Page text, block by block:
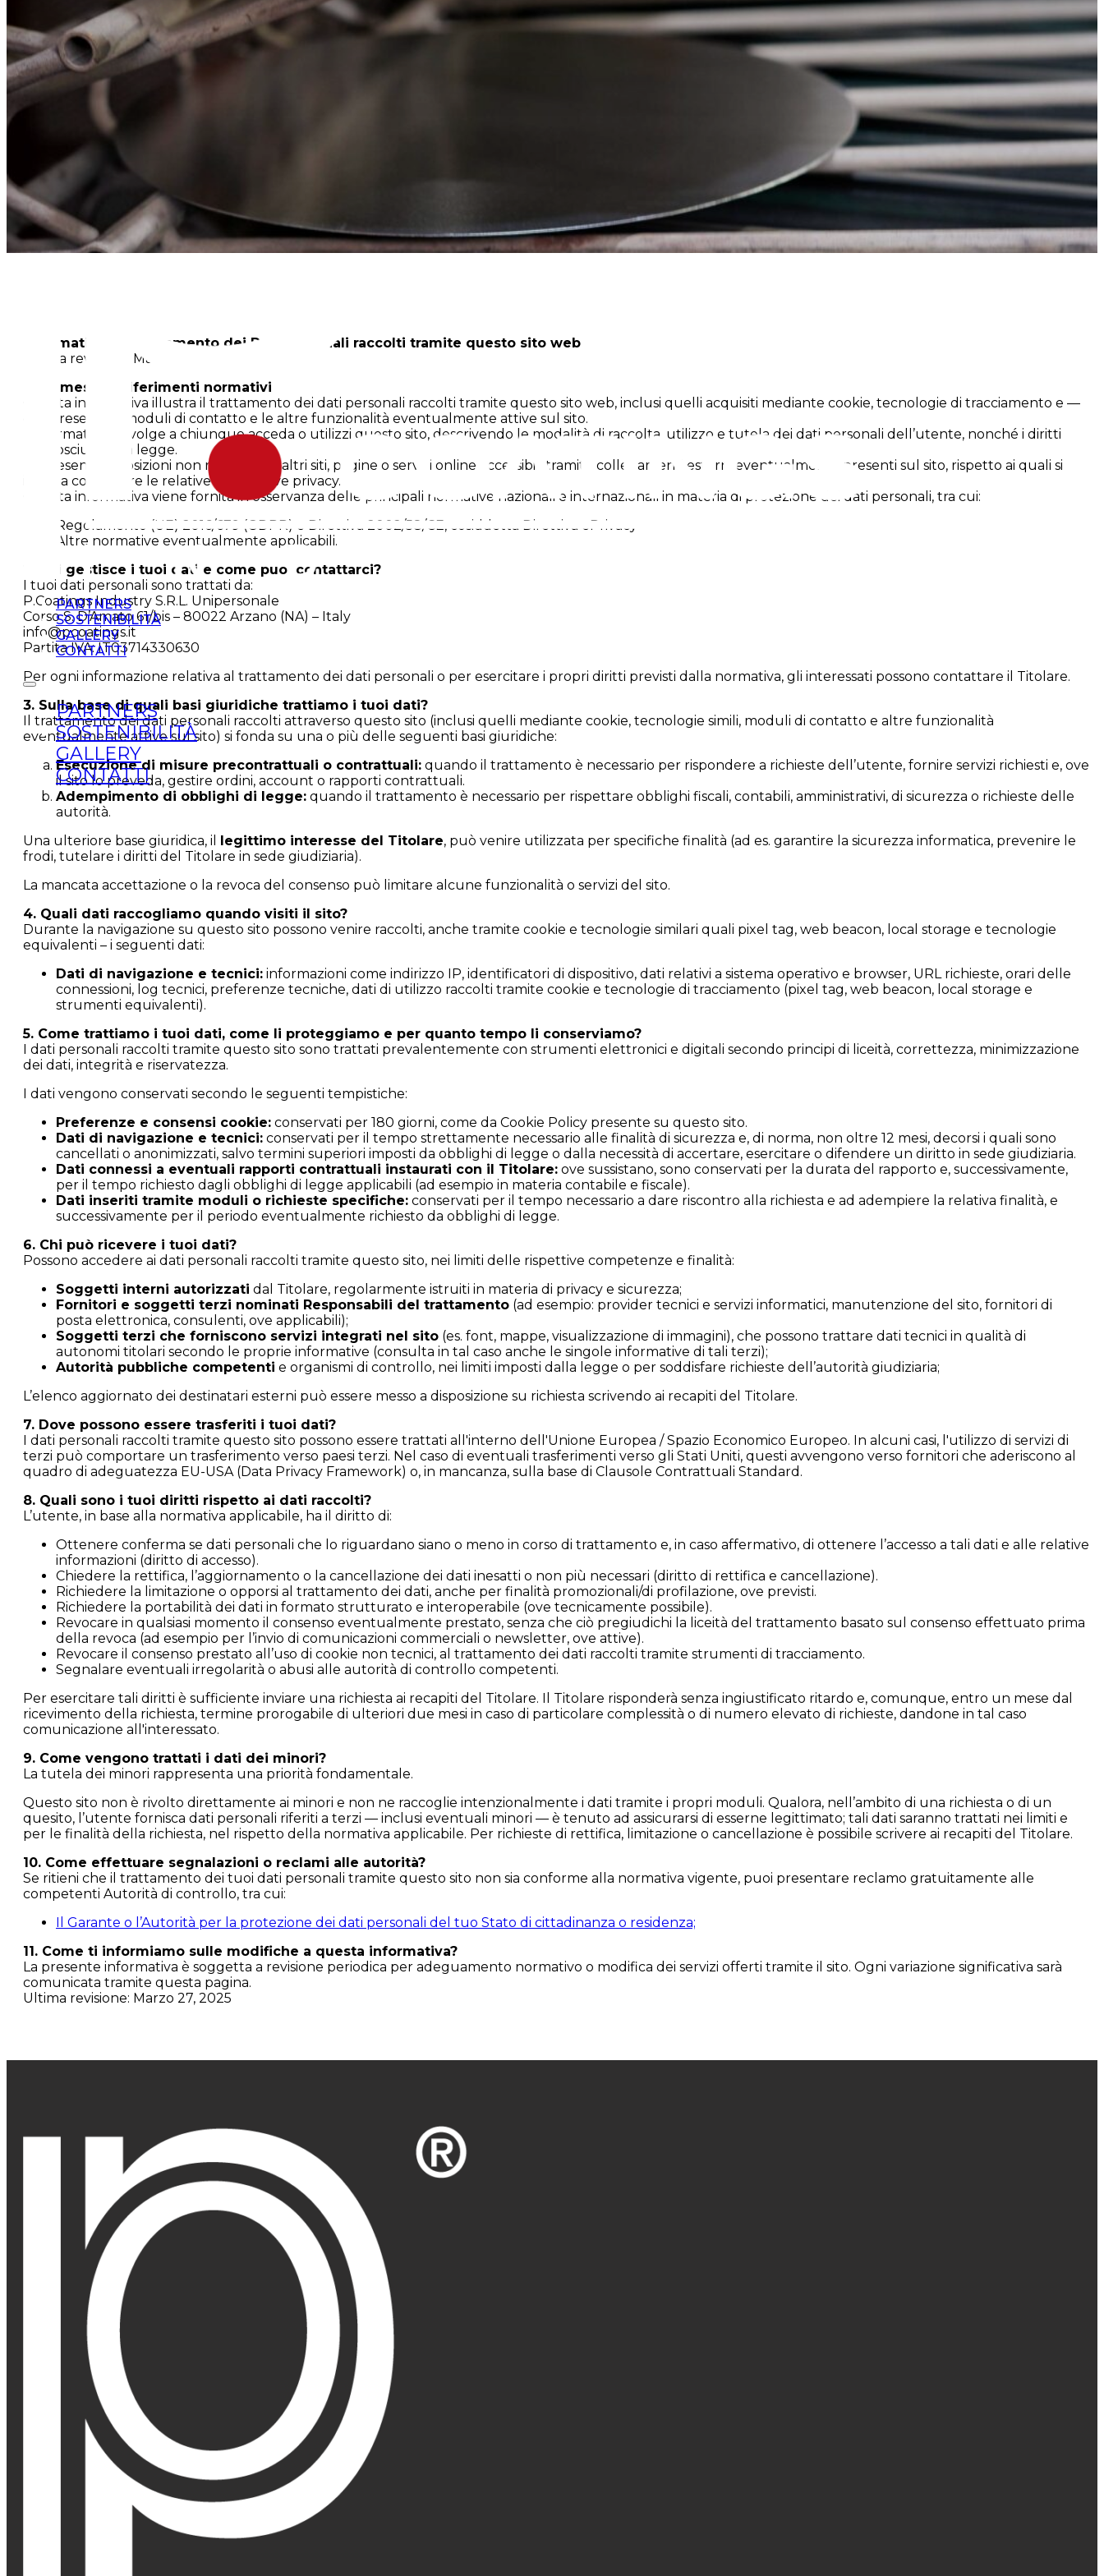
PARTNERS
SOSTENIBILITÀ
GALLERY
CONTATTI
PARTNERS
SOSTENIBILITÀ
GALLERY
CONTATTI
Informativa sul trattamento dei Dati Personali raccolti tramite questo sito web
Ultima revisione: Marzo 27, 2025
1. Premessa e riferimenti normativi
Questa informativa illustra il trattamento dei dati personali raccolti tramite questo sito web, inclusi quelli acquisiti mediante cookie, tecnologie di tracciamento e —
ove presenti — moduli di contatto e le altre funzionalità eventualmente attive sul sito.
L’informativa si rivolge a chiunque acceda o utilizzi questo sito, descrivendo le modalità di raccolta, utilizzo e tutela dei dati personali dell’utente, nonché i diritti
riconosciuti dalla legge.
Le presenti disposizioni non riguardano altri siti, pagine o servizi online accessibili tramite collegamenti esterni eventualmente presenti sul sito, rispetto ai quali si
invita a consultare le relative informative privacy.
Questa informativa viene fornita in osservanza delle principali normative nazionali e internazionali in materia di protezione dei dati personali, tra cui:
Regolamento (UE) 2016/679 (GDPR) e Direttiva 2002/58/CE, cosiddetta Direttiva ePrivacy
Altre normative eventualmente applicabili.
2. Chi gestisce i tuoi dati e come puoi contattarci?
I tuoi dati personali sono trattati da:
P.Coatings Industry S.R.L. Unipersonale
Corso S. D’Amato 61/bis – 80022 Arzano (NA) – Italy
info@pcoatings.it
Partita IVA: IT03714330630
Per ogni informazione relativa al trattamento dei dati personali o per esercitare i propri diritti previsti dalla normativa, gli interessati possono contattare il Titolare.
3. Sulla base di quali basi giuridiche trattiamo i tuoi dati?
Il trattamento dei dati personali raccolti attraverso questo sito (inclusi quelli mediante cookie, tecnologie simili, moduli di contatto e altre funzionalità
eventualmente attive sul sito) si fonda su una o più delle seguenti basi giuridiche:
Esecuzione di misure precontrattuali o contrattuali: quando il trattamento è necessario per rispondere a richieste dell’utente, fornire servizi richiesti e, ove
il sito lo preveda, gestire ordini, account o rapporti contrattuali.
Adempimento di obblighi di legge: quando il trattamento è necessario per rispettare obblighi fiscali, contabili, amministrativi, di sicurezza o richieste delle
autorità.
Una ulteriore base giuridica, il legittimo interesse del Titolare, può venire utilizzata per specifiche finalità (ad es. garantire la sicurezza informatica, prevenire le
frodi, tutelare i diritti del Titolare in sede giudiziaria).
La mancata accettazione o la revoca del consenso può limitare alcune funzionalità o servizi del sito.
4. Quali dati raccogliamo quando visiti il sito?
Durante la navigazione su questo sito possono venire raccolti, anche tramite cookie e tecnologie similari quali pixel tag, web beacon, local storage e tecnologie
equivalenti – i seguenti dati:
Dati di navigazione e tecnici: informazioni come indirizzo IP, identificatori di dispositivo, dati relativi a sistema operativo e browser, URL richieste, orari delle
connessioni, log tecnici, preferenze tecniche, dati di utilizzo raccolti tramite cookie e tecnologie di tracciamento (pixel tag, web beacon, local storage e
strumenti equivalenti).
5. Come trattiamo i tuoi dati, come li proteggiamo e per quanto tempo li conserviamo?
I dati personali raccolti tramite questo sito sono trattati prevalentemente con strumenti elettronici e digitali secondo principi di liceità, correttezza, minimizzazione
dei dati, integrità e riservatezza.
I dati vengono conservati secondo le seguenti tempistiche:
Preferenze e consensi cookie: conservati per 180 giorni, come da Cookie Policy presente su questo sito.
Dati di navigazione e tecnici: conservati per il tempo strettamente necessario alle finalità di sicurezza e, di norma, non oltre 12 mesi, decorsi i quali sono
cancellati o anonimizzati, salvo termini superiori imposti da obblighi di legge o dalla necessità di accertare, esercitare o difendere un diritto in sede giudiziaria.
Dati connessi a eventuali rapporti contrattuali instaurati con il Titolare: ove sussistano, sono conservati per la durata del rapporto e, successivamente,
per il tempo richiesto dagli obblighi di legge applicabili (ad esempio in materia contabile e fiscale).
Dati inseriti tramite moduli o richieste specifiche: conservati per il tempo necessario a dare riscontro alla richiesta e ad adempiere la relativa finalità, e
successivamente per il periodo eventualmente richiesto da obblighi di legge.
6. Chi può ricevere i tuoi dati?
Possono accedere ai dati personali raccolti tramite questo sito, nei limiti delle rispettive competenze e finalità:
Soggetti interni autorizzati dal Titolare, regolarmente istruiti in materia di privacy e sicurezza;
Fornitori e soggetti terzi nominati Responsabili del trattamento (ad esempio: provider tecnici e servizi informatici, manutenzione del sito, fornitori di
posta elettronica, consulenti, ove applicabili);
Soggetti terzi che forniscono servizi integrati nel sito (es. font, mappe, visualizzazione di immagini), che possono trattare dati tecnici in qualità di
autonomi titolari secondo le proprie informative (consulta in tal caso anche le singole informative di tali terzi);
Autorità pubbliche competenti e organismi di controllo, nei limiti imposti dalla legge o per soddisfare richieste dell’autorità giudiziaria;
L’elenco aggiornato dei destinatari esterni può essere messo a disposizione su richiesta scrivendo ai recapiti del Titolare.
7. Dove possono essere trasferiti i tuoi dati?
I dati personali raccolti tramite questo sito possono essere trattati all'interno dell'Unione Europea / Spazio Economico Europeo. In alcuni casi, l'utilizzo di servizi di
terzi può comportare un trasferimento verso paesi terzi. Nel caso di eventuali trasferimenti verso gli Stati Uniti, questi avvengono verso fornitori che aderiscono al
quadro di adeguatezza EU-USA (Data Privacy Framework) o, in mancanza, sulla base di Clausole Contrattuali Standard.
8. Quali sono i tuoi diritti rispetto ai dati raccolti?
L’utente, in base alla normativa applicabile, ha il diritto di:
Ottenere conferma se dati personali che lo riguardano siano o meno in corso di trattamento e, in caso affermativo, di ottenere l’accesso a tali dati e alle relative
informazioni (diritto di accesso).
Chiedere la rettifica, l’aggiornamento o la cancellazione dei dati inesatti o non più necessari (diritto di rettifica e cancellazione).
Richiedere la limitazione o opporsi al trattamento dei dati, anche per finalità promozionali/di profilazione, ove previsti.
Richiedere la portabilità dei dati in formato strutturato e interoperabile (ove tecnicamente possibile).
Revocare in qualsiasi momento il consenso eventualmente prestato, senza che ciò pregiudichi la liceità del trattamento basato sul consenso effettuato prima
della revoca (ad esempio per l’invio di comunicazioni commerciali o newsletter, ove attive).
Revocare il consenso prestato all’uso di cookie non tecnici, al trattamento dei dati raccolti tramite strumenti di tracciamento.
Segnalare eventuali irregolarità o abusi alle autorità di controllo competenti.
Per esercitare tali diritti è sufficiente inviare una richiesta ai recapiti del Titolare. Il Titolare risponderà senza ingiustificato ritardo e, comunque, entro un mese dal
ricevimento della richiesta, termine prorogabile di ulteriori due mesi in caso di particolare complessità o di numero elevato di richieste, dandone in tal caso
comunicazione all'interessato.
9. Come vengono trattati i dati dei minori?
La tutela dei minori rappresenta una priorità fondamentale.
Questo sito non è rivolto direttamente ai minori e non ne raccoglie intenzionalmente i dati tramite i propri moduli. Qualora, nell’ambito di una richiesta o di un
quesito, l’utente fornisca dati personali riferiti a terzi — inclusi eventuali minori — è tenuto ad assicurarsi di esserne legittimato; tali dati saranno trattati nei limiti e
per le finalità della richiesta, nel rispetto della normativa applicabile. Per richieste di rettifica, limitazione o cancellazione è possibile scrivere ai recapiti del Titolare.
10. Come effettuare segnalazioni o reclami alle autorità?
Se ritieni che il trattamento dei tuoi dati personali tramite questo sito non sia conforme alla normativa vigente, puoi presentare reclamo gratuitamente alle
competenti Autorità di controllo, tra cui:
Il Garante o l’Autorità per la protezione dei dati personali del tuo Stato di cittadinanza o residenza;
11. Come ti informiamo sulle modifiche a questa informativa?
La presente informativa è soggetta a revisione periodica per adeguamento normativo o modifica dei servizi offerti tramite il sito. Ogni variazione significativa sarà
comunicata tramite questa pagina.
Ultima revisione: Marzo 27, 2025